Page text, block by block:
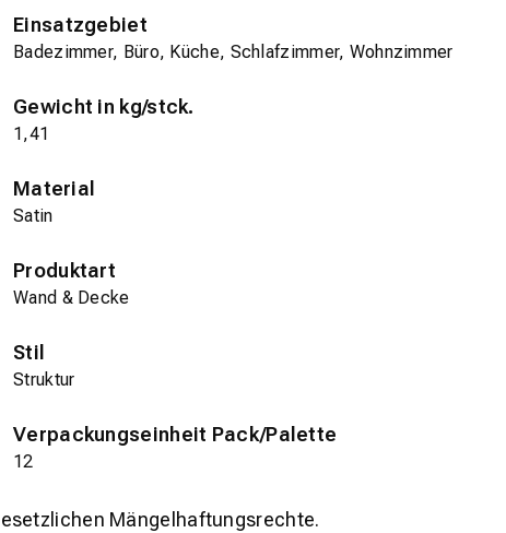
Einsatzgebiet
Badezimmer, Büro, Küche, Schlafzimmer, Wohnzimmer
Gewicht in kg/stck.
1,41
Material
Satin
Produktart
Wand & Decke
Stil
Struktur
Verpackungseinheit Pack/Palette
12
Mängelhaftungsrechte.